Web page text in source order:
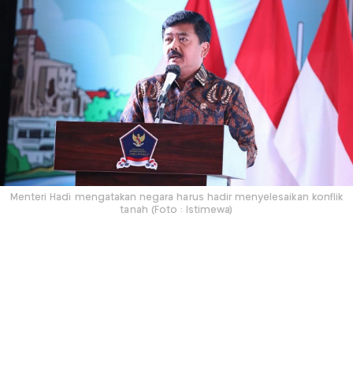
Menteri Hadi mengatakan negara harus hadir menyelesaikan konflik
tanah (Foto : Istimewa)